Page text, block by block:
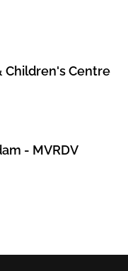
Children's Centre
- MVRDV